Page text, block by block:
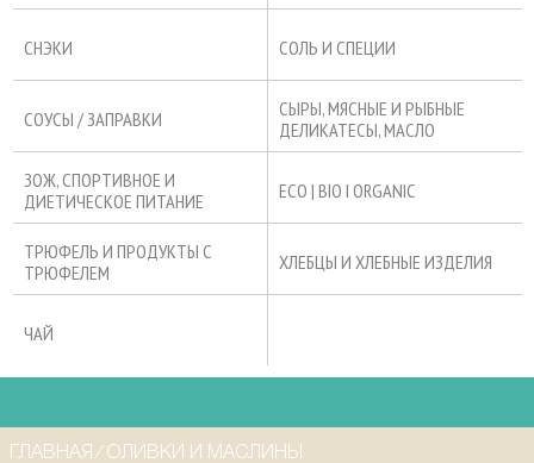
СНЭКИ СОЛЬ И СПЕЦИИ
СОУСЫ / ЗАПРАВКИ
СЫРЫ, МЯСНЫЕ И РЫБНЫЕ
ДЕЛИКАТЕСЫ, МАСЛО
ЗОЖ, СПОРТИВНОЕ И
ДИЕТИЧЕСКОЕ ПИТАНИЕ
ECO | BIO I ORGANIC
ТРЮФЕЛЬ И ПРОДУКТЫ С
ТРЮФЕЛЕМ
ХЛЕБЦЫ И ХЛЕБНЫЕ ИЗДЕЛИЯ
ЧАЙ
ГЛАВНАЯ ⁄ ОЛИВКИ И МАСЛИНЫ